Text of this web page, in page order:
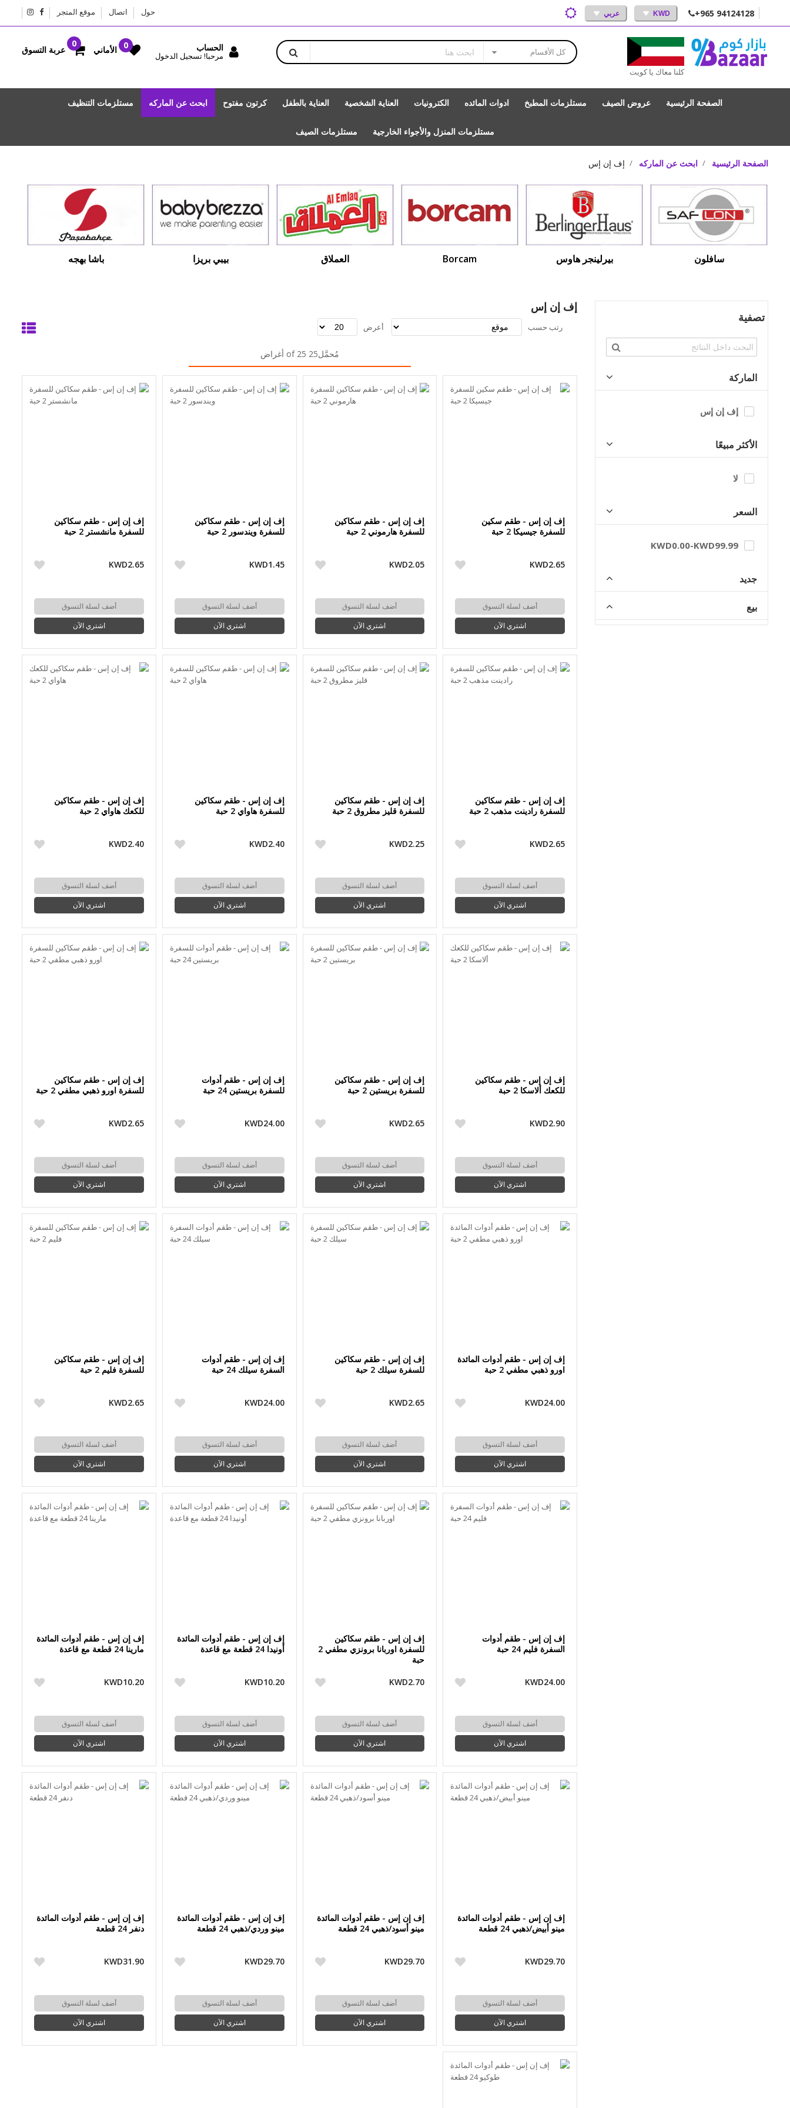
+965 94124128
KWD عربي حول اتصال موقع المتجر
كلنا معاك يا كويت
كل الأقسام
الصفحة الرئيسية عروض الصيف مستلزمات المطبخ ادوات المائده الكترونيات العناية الشخصية العناية بالطفل كرتون مفتوح ابحث عن الماركه مستلزمات التنظيف
مستلزمات المنزل والأجواء الخارجية مستلزمات الصيف
الحساب
مرحبا! تسجيل الدخول
الأماني عربة التسوق
الصفحة الرئيسية ابحث عن الماركه إف إن إس
سافلون بيرلينجر هاوس Borcam العملاق بيبي بريزا باشا بهجه
إف إن إس
رتب حسب أعرض
مُحمَّل25 of 25 أغراض
إف إن إس - طقم سكين
للسفرة جيسيكا 2 حبة
KWD2.65
أضف لسلة التسوق
اشتري الآن
إف إن إس - طقم سكاكين
للسفرة هارموني 2 حبة
KWD2.05
أضف لسلة التسوق
اشتري الآن
إف إن إس - طقم سكاكين
للسفرة ويندسور 2 حبة
KWD1.45
أضف لسلة التسوق
اشتري الآن
إف إن إس - طقم سكاكين
للسفرة مانشستر 2 حبة
KWD2.65
أضف لسلة التسوق
اشتري الآن
إف إن إس - طقم سكاكين
للسفرة رادينت مذهب 2 حبة
KWD2.65
أضف لسلة التسوق
اشتري الآن
إف إن إس - طقم سكاكين
للسفرة قليز مطروق 2 حبة
KWD2.25
أضف لسلة التسوق
اشتري الآن
إف إن إس - طقم سكاكين
للسفرة هاواي 2 حبة
KWD2.40
أضف لسلة التسوق
اشتري الآن
إف إن إس - طقم سكاكين
للكعك هاواي 2 حبة
KWD2.40
أضف لسلة التسوق
اشتري الآن
إف إن إس - طقم سكاكين
للكعك ألاسكا 2 حبة
KWD2.90
أضف لسلة التسوق
اشتري الآن
إف إن إس - طقم سكاكين
للسفرة بريستين 2 حبة
KWD2.65
أضف لسلة التسوق
اشتري الآن
إف إن إس - طقم أدوات
للسفرة بريستين 24 حبة
KWD24.00
أضف لسلة التسوق
اشتري الآن
إف إن إس - طقم سكاكين
للسفرة اورو ذهبي مطفي 2 حبة
KWD2.65
أضف لسلة التسوق
اشتري الآن
إف إن إس - طقم أدوات المائدة
اورو ذهبي مطفي 2 حبة
KWD24.00
أضف لسلة التسوق
اشتري الآن
إف إن إس - طقم سكاكين
للسفرة سيلك 2 حبة
KWD2.65
أضف لسلة التسوق
اشتري الآن
إف إن إس - طقم أدوات
السفرة سيلك 24 حبة
KWD24.00
أضف لسلة التسوق
اشتري الآن
إف إن إس - طقم سكاكين
للسفرة فليم 2 حبة
KWD2.65
أضف لسلة التسوق
اشتري الآن
إف إن إس - طقم أدوات
السفرة فليم 24 حبة
KWD24.00
أضف لسلة التسوق
اشتري الآن
إف إن إس - طقم سكاكين
للسفرة اوربانا برونزي مطفي 2
حبة
KWD2.70
أضف لسلة التسوق
اشتري الآن
إف إن إس - طقم أدوات المائدة
أونيدا 24 قطعة مع قاعدة
KWD10.20
أضف لسلة التسوق
اشتري الآن
إف إن إس - طقم أدوات المائدة
مارينا 24 قطعة مع قاعدة
KWD10.20
أضف لسلة التسوق
اشتري الآن
إف إن إس - طقم أدوات المائدة
مينو أبيض/ذهبي 24 قطعة
KWD29.70
أضف لسلة التسوق
اشتري الآن
إف إن إس - طقم أدوات المائدة
مينو أسود/ذهبي 24 قطعة
KWD29.70
أضف لسلة التسوق
اشتري الآن
إف إن إس - طقم أدوات المائدة
مينو وردي/ذهبي 24 قطعة
KWD29.70
أضف لسلة التسوق
اشتري الآن
إف إن إس - طقم أدوات المائدة
دنفر 24 قطعة
KWD31.90
أضف لسلة التسوق
اشتري الآن
تصفية
الماركة
إف إن إس
الأكثر مبيعًا
لا
السعر
KWD0.00-KWD99.99
جديد
بيع